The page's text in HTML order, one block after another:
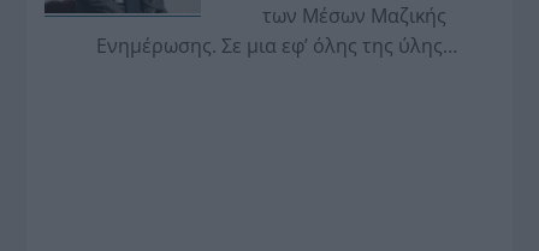
των Μέσων Μαζικής
Ενημέρωσης. Σε μια εφ’ όλης της ύλης